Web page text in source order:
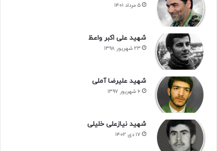
۵ مرداد ۱۴۰۱
شهید علی اکبر واعظ
۲۳ شهریور ۱۳۹۸
شهید علیرضا آملی
۶ شهریور ۱۳۹۷
شهید نیازعلی خلیلی
۱۷ دی ۱۴۰۲